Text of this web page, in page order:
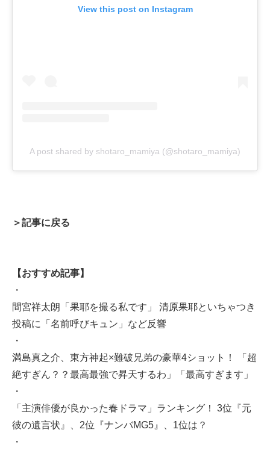
View this post on Instagram
A post shared by shotaro_mamiya (@shotaro_mamiya)
＞記事に戻る
【おすすめ記事】
・
間宮祥太朗「果耶を撮る私です」 清原果耶といちゃつき
投稿に「名前呼びキュン」など反響
・
満島真之介、東方神起×難破兄弟の豪華4ショット！ 「超
絶すぎん？？最高最強で昇天するわ」「最高すぎます」
・
「主演俳優が良かった春ドラマ」ランキング！ 3位『元
彼の遺言状』、2位『ナンバMG5』、1位は？
・